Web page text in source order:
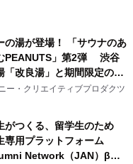
の湯が登場！ 「サウナのあ
PEANUTS」第2弾 渋谷
「改良湯」と期間限定のコ
ョン サウナイキタイコラ
売決定！
ー・クリエイティブプロダクツ
がつくる、留学生のため
専用プラットフォーム
Network（JAN）β版